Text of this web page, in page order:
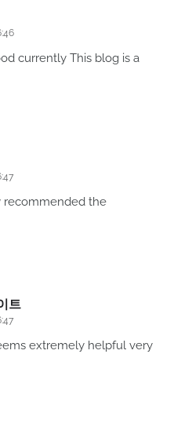
currently This blog is a
recommended the
트
extremely helpful very